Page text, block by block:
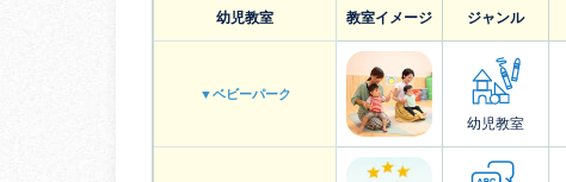
幼児教室 教室イメージ ジャンル
▼ベビーパーク
幼児教室